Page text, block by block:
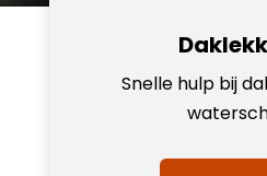
Snelle hulp bij